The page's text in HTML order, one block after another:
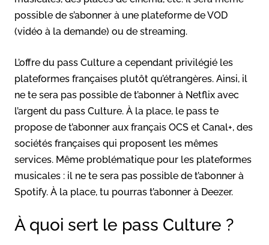
possible de s’abonner à une plateforme de VOD
(vidéo à la demande) ou de streaming.
L’offre du pass Culture a cependant privilégié les
plateformes françaises plutôt qu’étrangères. Ainsi, il
ne te sera pas possible de t’abonner à Netflix avec
l’argent du pass Culture. À la place, le pass te
propose de t’abonner aux français OCS et Canal+, des
sociétés françaises qui proposent les mêmes
services. Même problématique pour les plateformes
musicales : il ne te sera pas possible de t’abonner à
Spotify. À la place, tu pourras t’abonner à Deezer.
À quoi sert le pass Culture ?